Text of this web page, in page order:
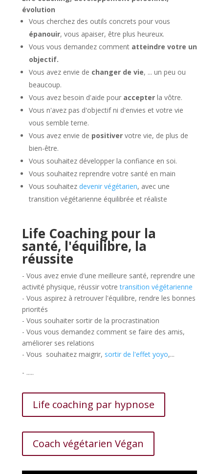
évolution
Vous cherchez des outils concrets pour vous
épanouir, vous apaiser, être plus heureux.
Vous vous demandez comment atteindre votre un
objectif.
Vous avez envie de changer de vie, ... un peu ou
beaucoup.
Vous avez besoin d'aide pour accepterla vôtre.
Vous n'avez pas d'objectif ni d'envies et votre vie
vous semble terne.
Vous avez envie de positivervotre vie, de plus de
bien-être.
Vous souhaitez développer la confiance en soi.
Vous souhaitez reprendre votre santé en main
Vous souhaitez devenir végétarien, avec une
transition végétarienne équilibrée et réaliste
Life Coaching pour la
santé, l'équilibre, la
réussite
- Vous avez envie d'une meilleure santé, reprendre une
activité physique, réussir votretransition végétarienne
- Vous aspirez à retrouver l'équilibre, rendre les bonnes
priorités
- Vous souhaiter sortir de la procrastination
- Vous vous demandez comment se faire des amis,
améliorer ses relations
- Vous souhaitez maigrir, sortir de l'effet yoyo,...
- .....
Life coaching par hypnose
Coach végétarien Végan